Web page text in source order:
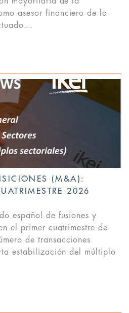
asesor financiero de la
(M&A):
2026
español de fusiones y
el primer cuatrimestre de
de transacciones
estabilización del múltiplo